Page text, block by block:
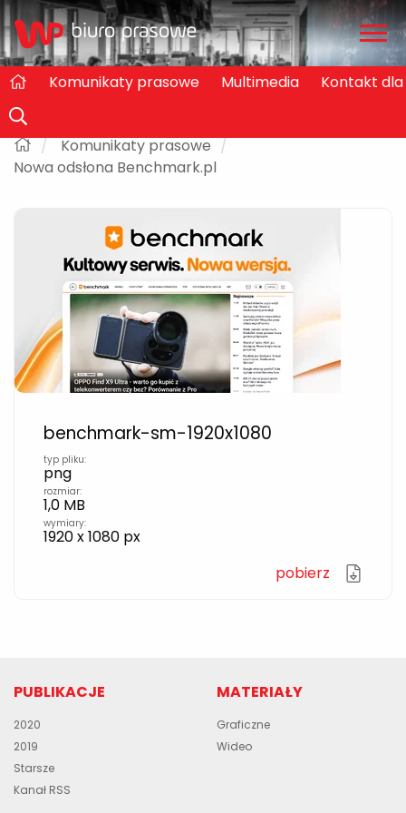
Zwiń
Komunikaty prasowe Multimedia Kontakt
Komunikaty prasowe
Nowa odsłona Benchmark.pl
benchmark-sm-1920x1080
typ pliku:
png
rozmiar:
1,0 MB
wymiary:
1920 x 1080 px
pobierz
PUBLIKACJE
2020
2019
Starsze
Kanał RSS
MATERIAŁY
Graficzne
Wideo